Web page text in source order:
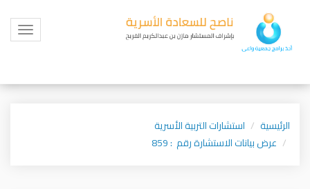
Toggle
الرئيسية
استشارات التربية الأسرية
عرض بيانات الاستشارة رقم : 859